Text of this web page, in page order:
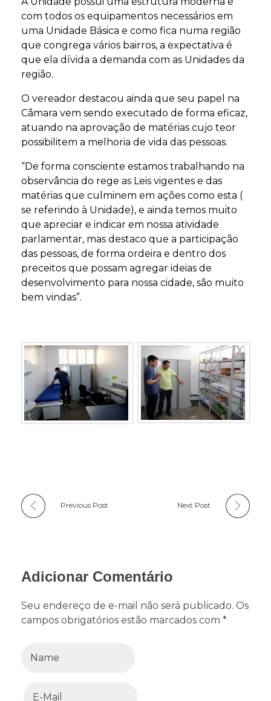
com todos os equipamentos necessários em
uma Unidade Básica e como fica numa região
que congrega vários bairros, a expectativa é
que ela dívida a demanda com as Unidades da
região.
O vereador destacou ainda que seu papel na
Câmara vem sendo executado de forma eficaz,
atuando na aprovação de matérias cujo teor
possibilitem a melhoria de vida das pessoas.
“De forma consciente estamos trabalhando na
observância do rege as Leis vigentes e das
matérias que culminem em ações como esta (
se referindo à Unidade), e ainda temos muito
que apreciar e indicar em nossa atividade
parlamentar, mas destaco que a participação
das pessoas, de forma ordeira e dentro dos
preceitos que possam agregar ideias de
desenvolvimento para nossa cidade, são muito
bem vindas”.
Previous Post Next Post
Adicionar Comentário
Seu endereço de e-mail não será publicado. Os
campos obrigatórios estão marcados com *